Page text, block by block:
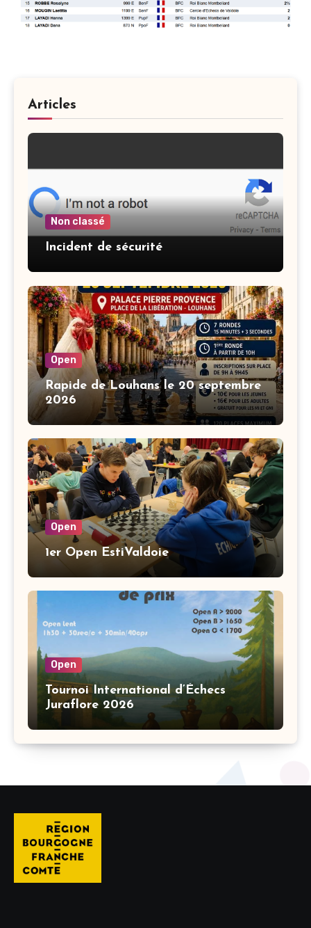
Articles
Non classé
Incident de sécurité
Open
Rapide de Louhans le 20 septembre
2026
Open
1er Open EstiValdoie
Open
Tournoi International d’Échecs
Juraflore 2026